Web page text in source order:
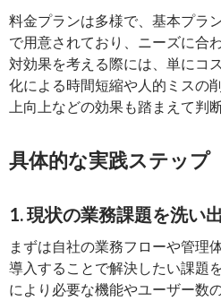
料金プランは多様で、基本プラ
で用意されており、ニーズに合
対効果を考える際には、単にコ
化による時間短縮や人的ミスの
上向上などの効果も踏まえて判
具体的な実践ステップ
1. 現状の業務課題を洗い
まずは自社の業務フローや管理
導入することで解決したい課題
により必要な機能やユーザー数